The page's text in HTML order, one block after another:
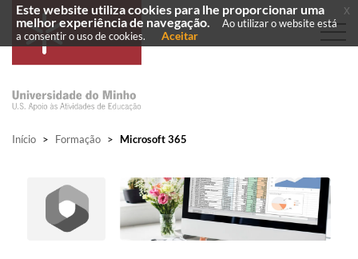
Início > Formação > Microsoft 365
Este website utiliza cookies para lhe proporcionar uma
melhor experiência de navegação.
Ao utilizar o website está
a consentir o uso de cookies.
Aceitar
x